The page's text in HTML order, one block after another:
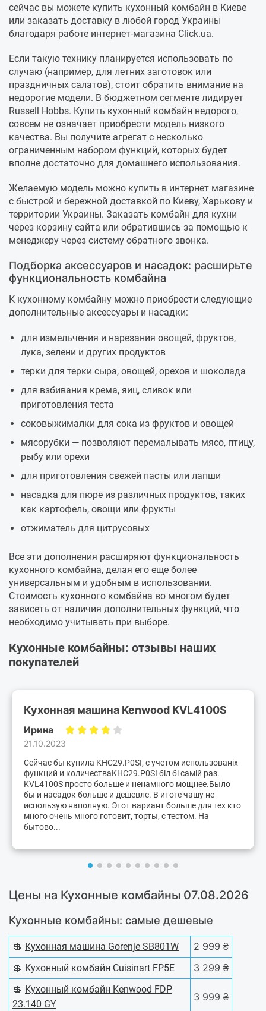
сейчас вы можете купить кухонный комбайн в Киеве
или заказать доставку в любой город Украины
благодаря работе интернет-магазина Click.ua.
Если такую технику планируется использовать по
случаю (например, для летних заготовок или
праздничных салатов), стоит обратить внимание на
недорогие модели. В бюджетном сегменте лидирует
Russell Hobbs. Купить кухонный комбайн недорого,
совсем не означает приобрести модель низкого
качества. Вы получите агрегат с несколько
ограниченным набором функций, которых будет
вполне достаточно для домашнего использования.
Желаемую модель можно купить в интернет магазине
с быстрой и бережной доставкой по Киеву, Харькову и
территории Украины. Заказать комбайн для кухни
через корзину сайта или обратившись за помощью к
менеджеру через систему обратного звонка.
Подборка аксессуаров и насадок: расширьте
функциональность комбайна
К кухонному комбайну можно приобрести следующие
дополнительные аксессуары и насадки:
для измельчения и нарезания овощей, фруктов,
лука, зелени и других продуктов
терки для терки сыра, овощей, орехов и шоколада
для взбивания крема, яиц, сливок или
приготовления теста
соковыжималки для сока из фруктов и овощей
мясорубки — позволяют перемалывать мясо, птицу,
рыбу или орехи
для приготовления свежей пасты или лапши
насадка для пюре из различных продуктов, таких
как картофель, овощи или фрукты
отжиматель для цитрусовых
Все эти дополнения расширяют функциональность
кухонного комбайна, делая его еще более
универсальным и удобным в использовании.
Стоимость кухонного комбайна во многом будет
зависеть от наличия дополнительных функций, что
необходимо учитывать при выборе.
Кухонные комбайны: отзывы наших
покупателей
Кухонная машина Kenwood KVL4100S
Ирина
21.10.2023
Сейчас бы купила KHC29.P0SI, с учетом использованіх
функций и количестваKHC29.P0SI біл бі самій раз.
KVL4100S просто больше и ненамного мощнее.Было
бы и насадок больше и дешевле. В итоге чашу не
использую наполную. Этот вариант больше для тех кто
много очень много готовит, торты, с тестом. На
бытово...
Цены на Кухонные комбайны 07.08.2026
Кухонные комбайны: самые дешевые
💲 Кухонная машина Gorenje SB801W
2 999 ₴
💲 Кухонный комбайн Cuisinart FP5E
3 299 ₴
💲 Кухонный комбайн Kenwood FDP
23.140 GY
3 999 ₴